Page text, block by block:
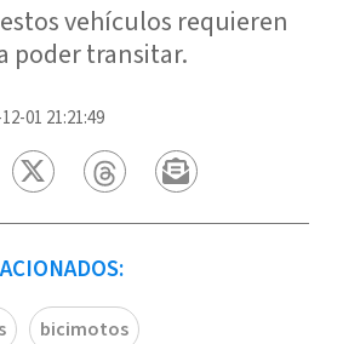
vehículos requieren
poder transitar.
01 21:21:49
bicimotos